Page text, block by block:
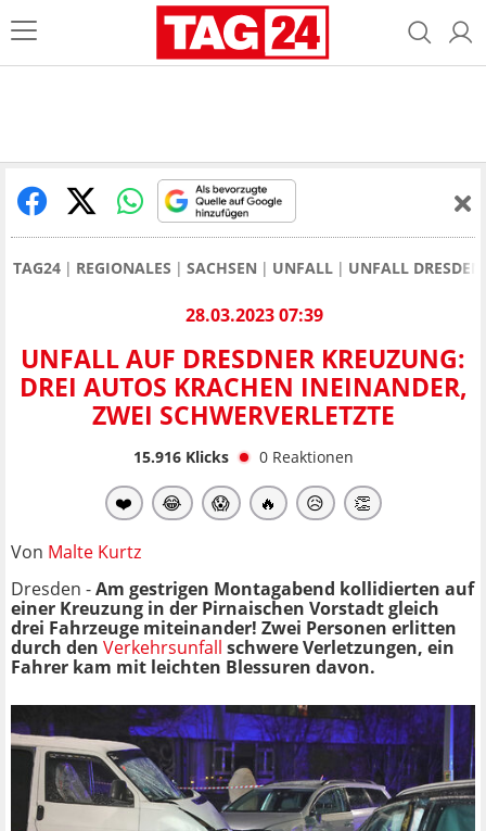
TAG24 REGIONALES SACHSEN UNFALL UNFALL
28.03.2023 07:39
UNFALL AUF DRESDNER KREUZUNG:
DREI AUTOS KRACHEN INEINANDER,
ZWEI SCHWERVERLETZTE
15.916Klicks 0 Reaktionen
❤️ 😂 😱 🔥 😥 👏
Von Malte Kurtz
Dresden -Am gestrigen Montagabend kollidierten auf
einer Kreuzung in der Pirnaischen Vorstadt gleich
drei Fahrzeuge miteinander! Zwei Personen erlitten
durch den Verkehrsunfall schwere Verletzungen, ein
Fahrer kam mit leichten Blessuren davon.